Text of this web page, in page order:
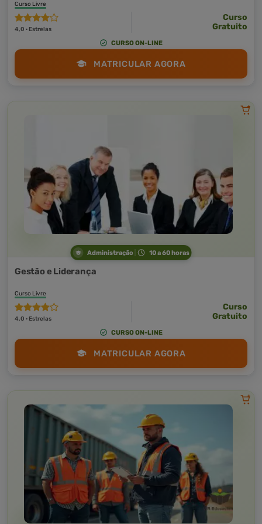
Curso Livre
4,0 · Estrelas
Curso
Gratuito
CURSO ON-LINE
MATRICULAR AGORA
Administração 10 a 60 horas
Gestão e Liderança
Curso Livre
4,0 · Estrelas
Curso
Gratuito
CURSO ON-LINE
MATRICULAR AGORA